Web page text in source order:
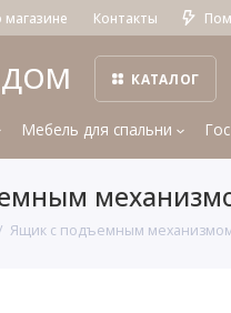
Контакты
КАТАЛОГ
Мебель для спальни
Ящик с подъемным